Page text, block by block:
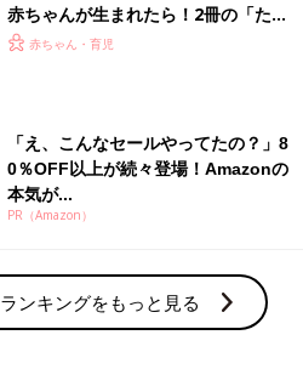
赤ちゃんが生まれたら！2冊の「たま
ひよ」
赤ちゃん・育児
「え、こんなセールやってたの？」8
0％OFF以上が続々登場！Amazonの
本気が...
PR（Amazon）
ランキングをもっと見る